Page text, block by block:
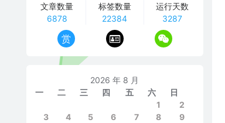
文章数量
6878
标签数量
22384
运行天数
3287
赏
2026 年 8 月
一
二 三 四 五 六
日
1
2
3
4 5 6 7 8
9